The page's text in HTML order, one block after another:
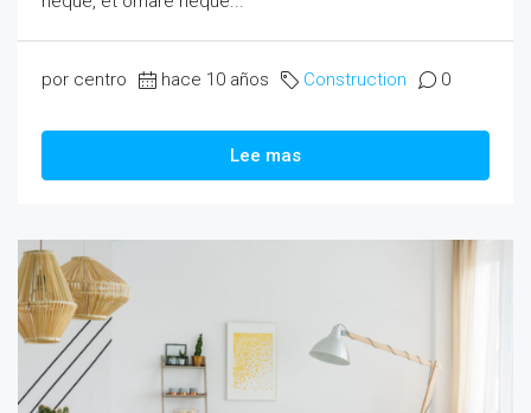
por centro hace 10 años Construction 0
Lee mas